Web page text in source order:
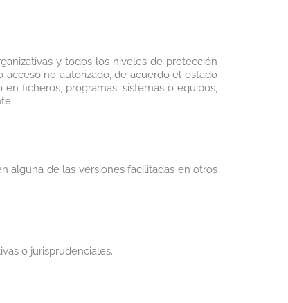
y todos los niveles de protección
acceso no autorizado, de acuerdo el estado
ficheros, programas, sistemas o equipos,
alguna de las versiones facilitadas en otros
o jurisprudenciales.